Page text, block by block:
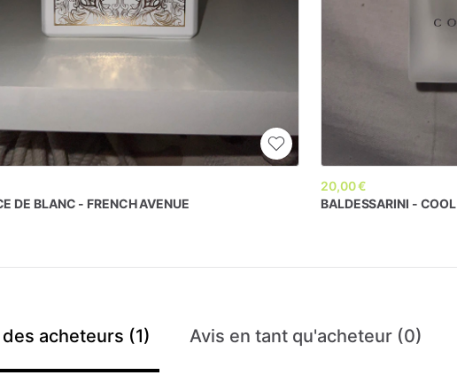
DE BLANC - FRENCHAVENUE
20,00 €
BALDESSARINI - COOL
acheteurs (1) Avis en tant qu'acheteur (0)